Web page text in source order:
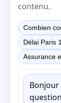
contenu.
Combien
Délai Paris
Assurance
Bonjour